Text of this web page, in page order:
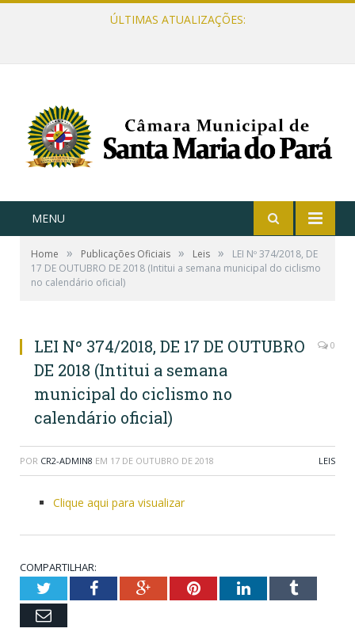
ÚLTIMAS ATUALIZAÇÕES:
MENU
Home » Publicações Oficiais » Leis »
LEI Nº 374/2018, DE
17 DE OUTUBRO DE 2018 (Intitui a semana municipal do ciclismo
no calendário oficial)
LEI Nº 374/2018, DE 17 DE OUTUBRO
DE 2018 (Intitui a semana
municipal do ciclismo no
calendário oficial)
0
POR CR2-ADMIN8 EM 17 DE OUTUBRO DE 2018 LEIS
Clique aqui para visualizar
COMPARTILHAR:
TwitterFacebookGoogle+PinterestLinkedInTumblr
Email